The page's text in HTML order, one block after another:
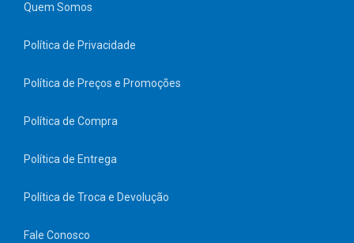
Quem Somos
Política de Privacidade
Política de Preços e Promoções
Política de Compra
Política de Entrega
Política de Troca e Devolução
Fale Conosco